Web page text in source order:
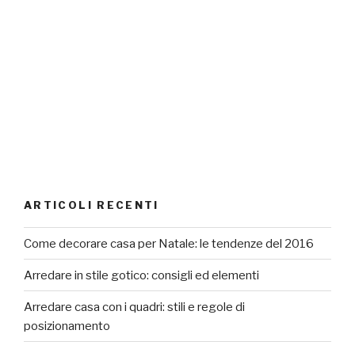
ARTICOLI RECENTI
Come decorare casa per Natale: le tendenze del 2016
Arredare in stile gotico: consigli ed elementi
Arredare casa con i quadri: stili e regole di
posizionamento